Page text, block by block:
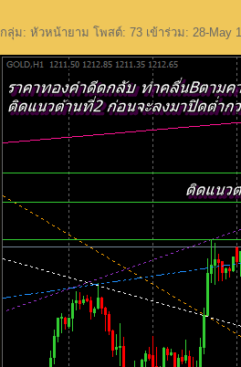
กลุ่ม: หัวหน้ายาม โพสต์: 73 เข้าร่วม: 28-May